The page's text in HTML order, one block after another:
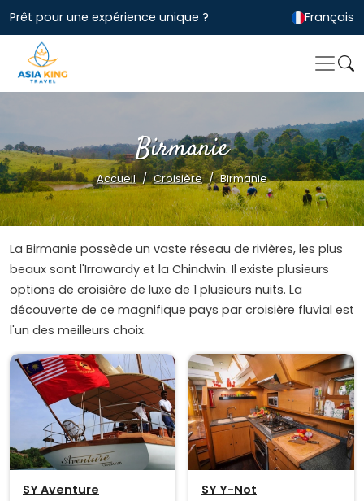
Prêt pour une expérience unique ? Français
Birmanie
Accueil Croisière Birmanie
La Birmanie possède un vaste réseau de rivières, les plus
beaux sont l'Irrawardy et la Chindwin. Il existe plusieurs
options de croisière de luxe de 1 plusieurs nuits. La
découverte de ce magnifique pays par croisière fluvial est
l'un des meilleurs choix.
SY Aventure SY Y-Not